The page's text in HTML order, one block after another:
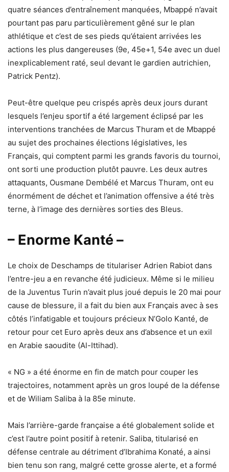
quatre séances d’entraînement manquées, Mbappé n’avait
pourtant pas paru particulièrement gêné sur le plan
athlétique et c’est de ses pieds qu’étaient arrivées les
actions les plus dangereuses (9e, 45e+1, 54e avec un duel
inexplicablement raté, seul devant le gardien autrichien,
Patrick Pentz).
Peut-être quelque peu crispés après deux jours durant
lesquels l’enjeu sportif a été largement éclipsé par les
interventions tranchées de Marcus Thuram et de Mbappé
au sujet des prochaines élections législatives, les
Français, qui comptent parmi les grands favoris du tournoi,
ont sorti une production plutôt pauvre. Les deux autres
attaquants, Ousmane Dembélé et Marcus Thuram, ont eu
énormément de déchet et l’animation offensive a été très
terne, à l’image des dernières sorties des Bleus.
– Enorme Kanté –
Le choix de Deschamps de titulariser Adrien Rabiot dans
l’entre-jeu a en revanche été judicieux. Même si le milieu
de la Juventus Turin n’avait plus joué depuis le 20 mai pour
cause de blessure, il a fait du bien aux Français avec à ses
côtés l’infatigable et toujours précieux N’Golo Kanté, de
retour pour cet Euro après deux ans d’absence et un exil
en Arabie saoudite (Al-Ittihad).
« NG » a été énorme en fin de match pour couper les
trajectoires, notamment après un gros loupé de la défense
et de Wiliam Saliba à la 85e minute.
Mais l’arrière-garde française a été globalement solide et
c’est l’autre point positif à retenir. Saliba, titularisé en
défense centrale au détriment d’Ibrahima Konaté, a ainsi
bien tenu son rang, malgré cette grosse alerte, et a formé